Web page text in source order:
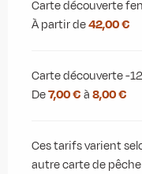
Carte découverte
À partir de42,00 €
Carte découverte -
De7,00 €à8,00 €
Ces tarifs varient
autre carte de pêche